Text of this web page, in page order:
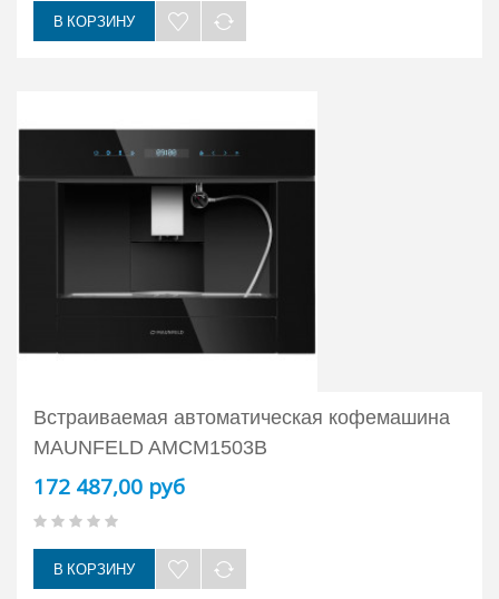
В КОРЗИНУ
Встраиваемая автоматическая кофемашина
MAUNFELD AMCM1503B
172 487,00 руб
В КОРЗИНУ